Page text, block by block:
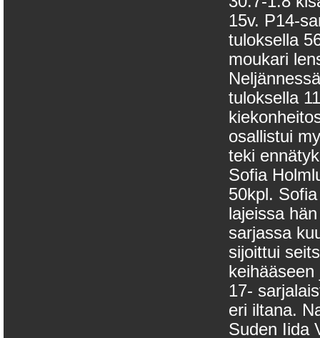
15v. P14-
tuloksella
moukari
tuloksella
osallistui
teki
Sofia
50kpl.
lajeissa
sarjassa
sijoittui
17-
eri iltana.
Suden Iida